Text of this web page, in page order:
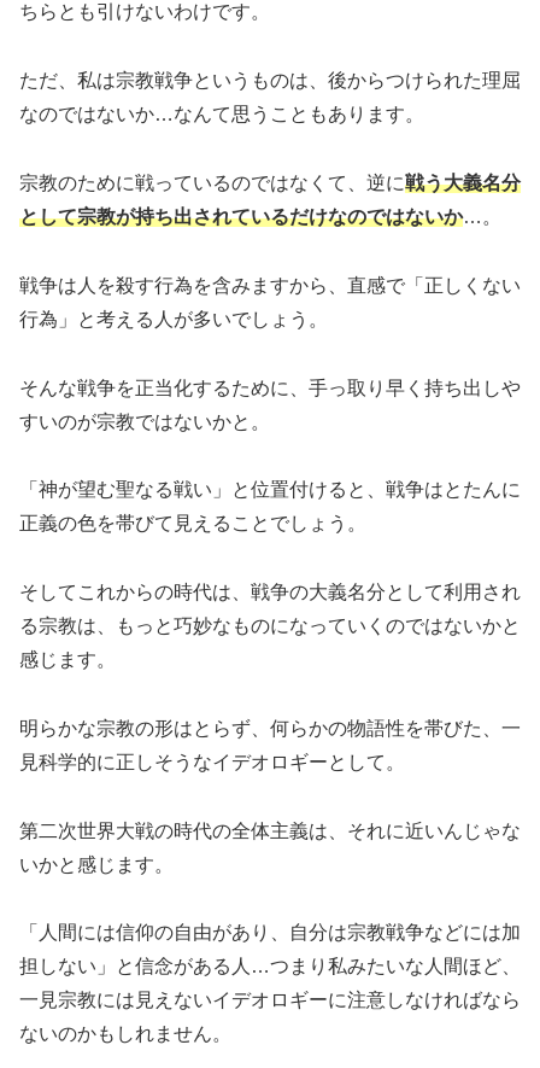
ちらとも引けないわけです。
ただ、私は宗教戦争というものは、後からつけられた理屈
なのではないか…なんて思うこともあります。
宗教のために戦っているのではなくて、逆に戦う大義名分
として宗教が持ち出されているだけなのではないか…。
戦争は人を殺す行為を含みますから、直感で「正しくない
行為」と考える人が多いでしょう。
そんな戦争を正当化するために、手っ取り早く持ち出しや
すいのが宗教ではないかと。
「神が望む聖なる戦い」と位置付けると、戦争はとたんに
正義の色を帯びて見えることでしょう。
そしてこれからの時代は、戦争の大義名分として利用され
る宗教は、もっと巧妙なものになっていくのではないかと
感じます。
明らかな宗教の形はとらず、何らかの物語性を帯びた、一
見科学的に正しそうなイデオロギーとして。
第二次世界大戦の時代の全体主義は、それに近いんじゃな
いかと感じます。
「人間には信仰の自由があり、自分は宗教戦争などには加
担しない」と信念がある人…つまり私みたいな人間ほど、
一見宗教には見えないイデオロギーに注意しなければなら
ないのかもしれません。